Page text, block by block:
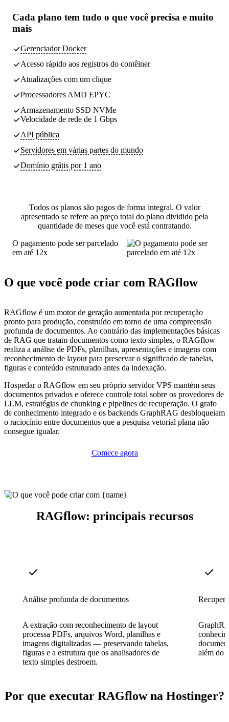
Cada plano tem tudo o que você precisa e muito
mais
Gerenciador Docker
Acesso rápido aos registros do contêiner
Atualizações com um clique
Processadores AMD EPYC
Armazenamento SSD NVMe
Velocidade de rede de 1 Gbps
API pública
Servidores em várias partes do mundo
Domínio grátis por 1 ano
Todos os planos são pagos de forma integral. O valor
apresentado se refere ao preço total do plano dividido pela
quantidade de meses que você está contratando.
O pagamento pode ser parcelado
em até 12x
O que você pode criar com RAGflow
RAGflow é um motor de geração aumentada por recuperação
pronto para produção, construído em torno de uma compreensão
profunda de documentos. Ao contrário das implementações básicas
de RAG que tratam documentos como texto simples, o RAGflow
realiza a análise de PDFs, planilhas, apresentações e imagens com
reconhecimento de layout para preservar o significado de tabelas,
figuras e conteúdo estruturado antes da indexação.
Hospedar o RAGflow em seu próprio servidor VPS mantém seus
documentos privados e oferece controle total sobre os provedores de
LLM, estratégias de chunking e pipelines de recuperação. O grafo
de conhecimento integrado e os backends GraphRAG desbloqueiam
o raciocínio entre documentos que a pesquisa vetorial plana não
consegue igualar.
Comece agora
RAGflow: principais recursos
Análise profunda de documentos
A extração com reconhecimento de layout
processa PDFs, arquivos Word, planilhas e
imagens digitalizadas — preservando tabelas,
figuras e a estrutura que os analisadores de
texto simples destroem.
além do
Por que executar RAGflow na Hostinger?